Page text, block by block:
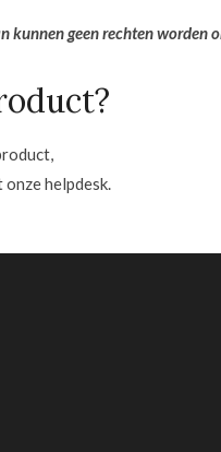
geen rechten worden
onze helpdesk.